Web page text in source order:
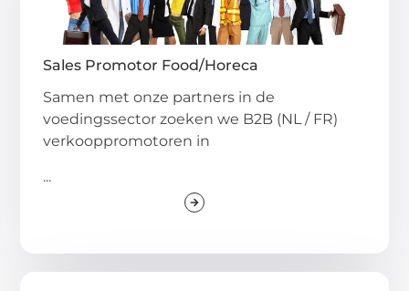
Sales Promotor Food/Horeca
Samen met onze partners in de
voedingssector zoeken we B2B (NL / FR)
verkooppromotoren in
...